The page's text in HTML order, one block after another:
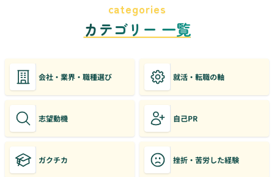
categories
カテゴリー 一覧
会社・業界・職種選び 就活・転職の軸
志望動機 自己PR
ガクチカ 挫折・苦労した経験